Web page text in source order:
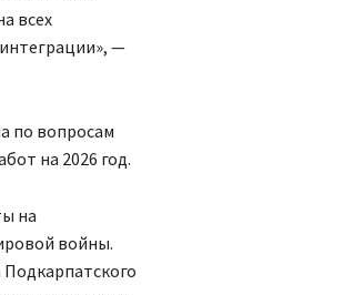
всех
—
по вопросам
на 2026 год.
на
войны.